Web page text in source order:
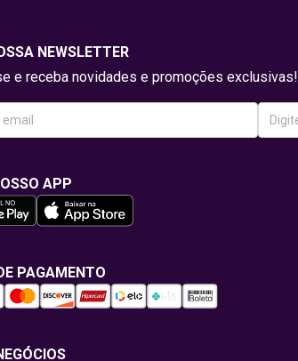
NEWSLETTER
e receba novidades e promoções exclusivas!
APP
PAGAMENTO